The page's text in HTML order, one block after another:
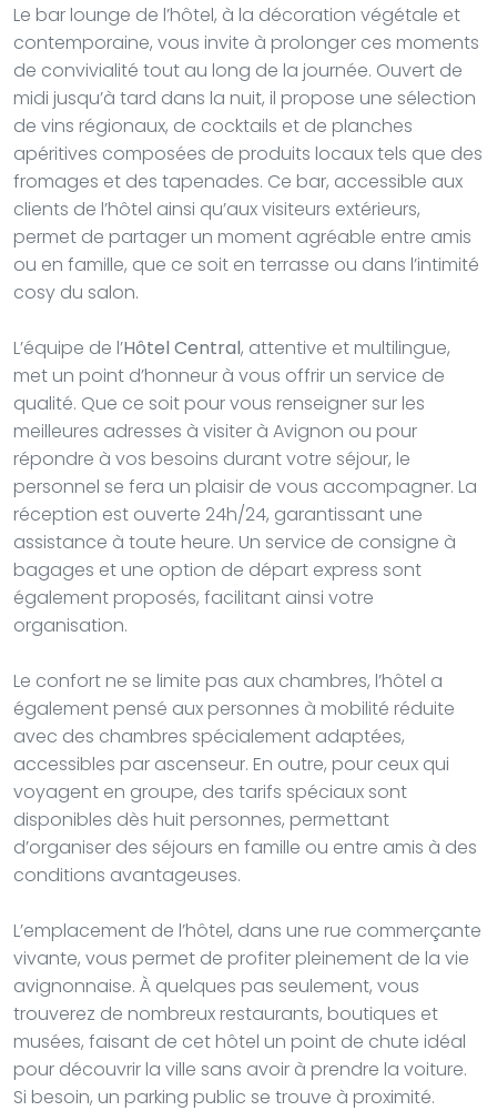
Le bar lounge de l’hôtel, à la décoration végétale et
contemporaine, vous invite à prolonger ces moments
de convivialité tout au long de la journée. Ouvert de
midi jusqu’à tard dans la nuit, il propose une sélection
de vins régionaux, de cocktails et de planches
apéritives composées de produits locaux tels que des
fromages et des tapenades. Ce bar, accessible aux
clients de l’hôtel ainsi qu’aux visiteurs extérieurs,
permet de partager un moment agréable entre amis
ou en famille, que ce soit en terrasse ou dans l’intimité
cosy du salon.
L’équipe de l’Hôtel Central, attentive et multilingue,
met un point d’honneur à vous offrir un service de
qualité. Que ce soit pour vous renseigner sur les
meilleures adresses à visiter à Avignon ou pour
répondre à vos besoins durant votre séjour, le
personnel se fera un plaisir de vous accompagner. La
réception est ouverte 24h/24, garantissant une
assistance à toute heure. Un service de consigne à
bagages et une option de départ express sont
également proposés, facilitant ainsi votre
organisation.
Le confort ne se limite pas aux chambres, l’hôtel a
également pensé aux personnes à mobilité réduite
avec des chambres spécialement adaptées,
accessibles par ascenseur. En outre, pour ceux qui
voyagent en groupe, des tarifs spéciaux sont
disponibles dès huit personnes, permettant
d’organiser des séjours en famille ou entre amis à des
conditions avantageuses.
L’emplacement de l’hôtel, dans une rue commerçante
vivante, vous permet de profiter pleinement de la vie
avignonnaise. À quelques pas seulement, vous
trouverez de nombreux restaurants, boutiques et
musées, faisant de cet hôtel un point de chute idéal
pour découvrir la ville sans avoir à prendre la voiture.
Si besoin, un parking public se trouve à proximité.